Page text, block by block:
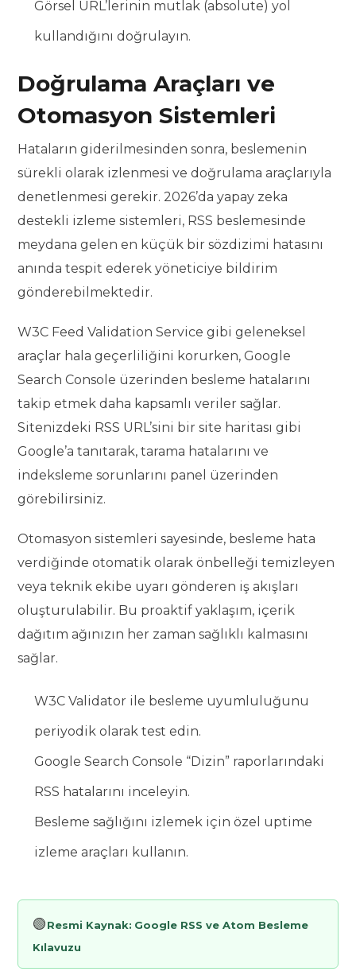
Görsel URL’lerinin mutlak (absolute) yol
kullandığını doğrulayın.
Doğrulama Araçları ve
Otomasyon Sistemleri
Hataların giderilmesinden sonra, beslemenin
sürekli olarak izlenmesi ve doğrulama araçlarıyla
denetlenmesi gerekir. 2026’da yapay zeka
destekli izleme sistemleri, RSS beslemesinde
meydana gelen en küçük bir sözdizimi hatasını
anında tespit ederek yöneticiye bildirim
gönderebilmektedir.
W3C Feed Validation Service gibi geleneksel
araçlar hala geçerliliğini korurken, Google
Search Console üzerinden besleme hatalarını
takip etmek daha kapsamlı veriler sağlar.
Sitenizdeki RSS URL’sini bir site haritası gibi
Google’a tanıtarak, tarama hatalarını ve
indeksleme sorunlarını panel üzerinden
görebilirsiniz.
Otomasyon sistemleri sayesinde, besleme hata
verdiğinde otomatik olarak önbelleği temizleyen
veya teknik ekibe uyarı gönderen iş akışları
oluşturulabilir. Bu proaktif yaklaşım, içerik
dağıtım ağınızın her zaman sağlıklı kalmasını
sağlar.
W3C Validator ile besleme uyumluluğunu
periyodik olarak test edin.
Google Search Console “Dizin” raporlarındaki
RSS hatalarını inceleyin.
Besleme sağlığını izlemek için özel uptime
izleme araçları kullanın.
🟢Resmi Kaynak: Google RSS ve Atom Besleme
Kılavuzu